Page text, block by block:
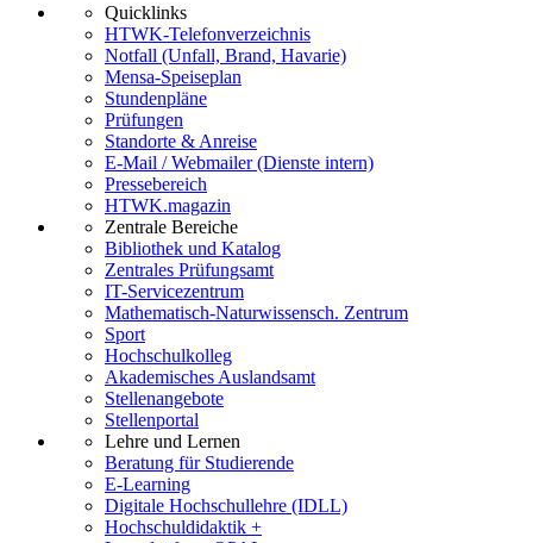
Quicklinks
HTWK-Telefonverzeichnis
Notfall (Unfall, Brand, Havarie)
Mensa-Speiseplan
Stundenpläne
Prüfungen
Standorte & Anreise
E-Mail / Webmailer (Dienste intern)
Pressebereich
HTWK.magazin
Zentrale Bereiche
Bibliothek und Katalog
Zentrales Prüfungsamt
IT-Servicezentrum
Mathematisch-Naturwissensch. Zentrum
Sport
Hochschulkolleg
Akademisches Auslandsamt
Stellenangebote
Stellenportal
Lehre und Lernen
Beratung für Studierende
E-Learning
Digitale Hochschullehre (IDLL)
Hochschuldidaktik +